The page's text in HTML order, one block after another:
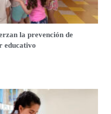
la prevención de
educativo